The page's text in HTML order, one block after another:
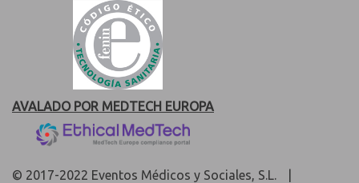
AVALADO POR MEDTECH EUROPA
© 2017-2022 Eventos Médicos y Sociales, S.L.